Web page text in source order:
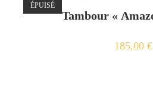
ÉPUISÉ
Tambour «
185,00 €